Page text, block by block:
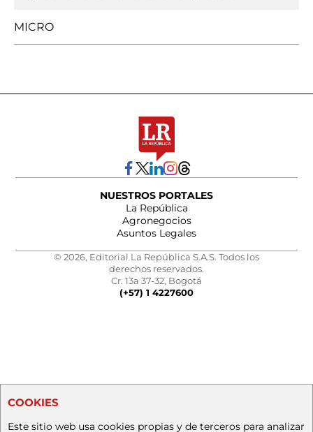
MICRO
NUESTROS PORTALES
La República
Agronegocios
Asuntos Legales
© 2026, Editorial La República S.A.S. Todos los
derechos reservados.
Cr. 13a 37-32, Bogotá
(+57) 1 4227600
COOKIES
Este sitio web usa cookies propias y de terceros para analizar